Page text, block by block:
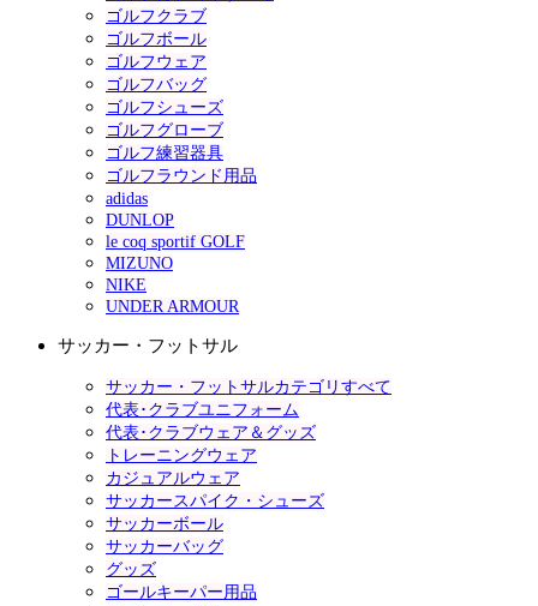
ゴルフクラブ
ゴルフボール
ゴルフウェア
ゴルフバッグ
ゴルフシューズ
ゴルフグローブ
ゴルフ練習器具
ゴルフラウンド用品
adidas
DUNLOP
le coq sportif GOLF
MIZUNO
NIKE
UNDER ARMOUR
サッカー・フットサル
サッカー・フットサルカテゴリすべて
代表･クラブユニフォーム
代表･クラブウェア＆グッズ
トレーニングウェア
カジュアルウェア
サッカースパイク・シューズ
サッカーボール
サッカーバッグ
グッズ
ゴールキーパー用品